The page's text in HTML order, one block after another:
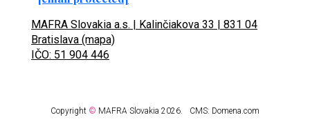
MAFRA Slovakia a.s. | Kalinčiakova 33 | 831 04
Bratislava (mapa)
IČO: 51 904 446
Copyright © MAFRA Slovakia 2026. CMS: Domena.com